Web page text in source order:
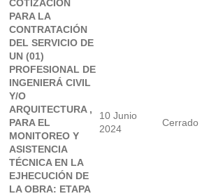
COTIZACIÓN
PARA LA
CONTRATACIÓN
DEL SERVICIO DE
UN (01)
PROFESIONAL DE
INGENIERÁ CIVIL
Y/O
ARQUITECTURA ,
PARA EL
MONITOREO Y
ASISTENCIA
TÉCNICA EN LA
EJHECUCIÓN DE
LA OBRA: ETAPA
10 Junio
2024
Cerrado